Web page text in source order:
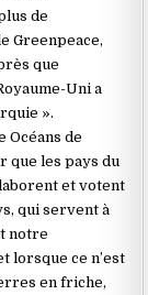
de
Greenpeace,
que
Uni a
».
Océans de
que les pays du
et votent
qui servent à
notre
lorsque ce n’est
en friche,